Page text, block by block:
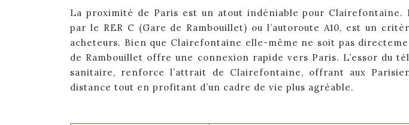
La proximité de Paris est un atout indéniable pour Clairefontaine.
par le RER C (Gare de Rambouillet) ou l’autoroute A10, est un
acheteurs. Bien que Clairefontaine elle-même ne soit pas
de Rambouillet offre une connexion rapide vers Paris. L’essor du
sanitaire, renforce l’attrait de Clairefontaine, offrant aux
distance tout en profitant d’un cadre de vie plus agréable.